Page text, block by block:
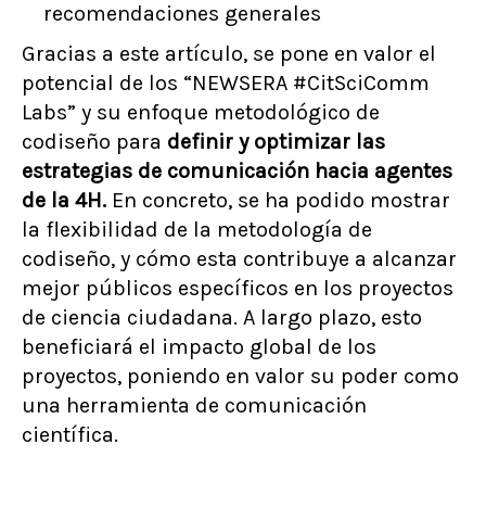
recomendaciones generales
Gracias a este artículo, se pone en valor el
potencial de los “NEWSERA #CitSciComm
Labs” y su enfoque metodológico de
codiseño para definir y optimizar las
estrategias de comunicación hacia agentes
de la 4H. En concreto, se ha podido mostrar
la flexibilidad de la metodología de
codiseño, y cómo esta contribuye a alcanzar
mejor públicos específicos en los proyectos
de ciencia ciudadana. A largo plazo, esto
beneficiará el impacto global de los
proyectos, poniendo en valor su poder como
una herramienta de comunicación
científica.